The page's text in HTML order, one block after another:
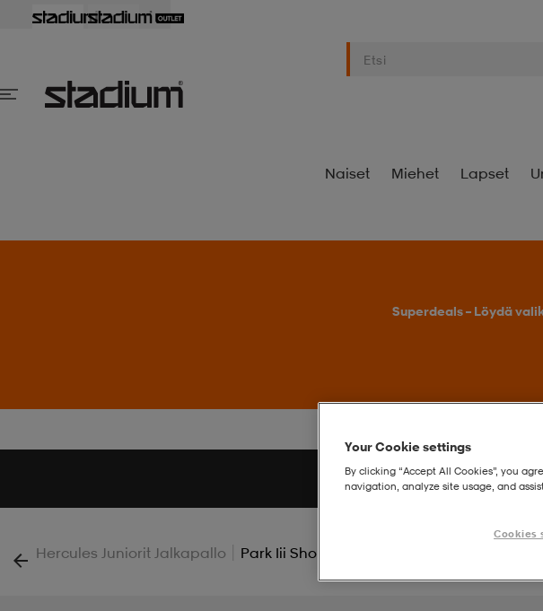
Naiset Miehet Lapset
Superdeals – Löydä
Hercules Juniorit Jalkapallo | Park Iii Short W
Your Cookie settings
By clicking “Accept All Cookies”, you
navigation, analyze site usage, and
Cookies